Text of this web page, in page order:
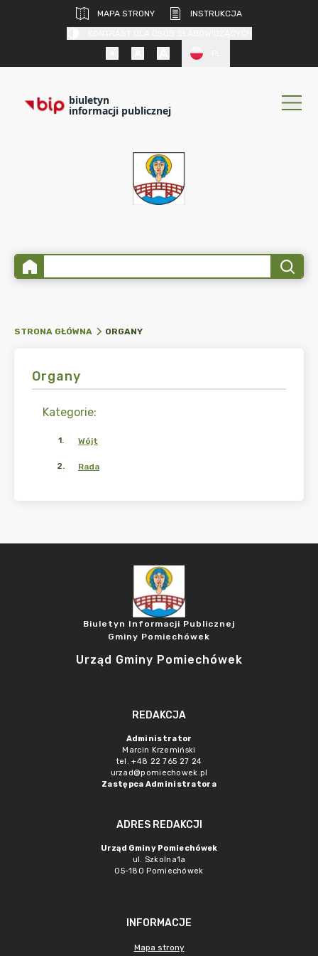
MAPA STRONY
INSTRUKCJA
biuletyn
informacji publicznej
STRONA GŁÓWNA ORGANY
Organy
Kategorie:
1. Wójt
2. Rada
Biuletyn Informacji Publicznej
Gminy Pomiechówek
Urząd Gminy Pomiechówek
REDAKCJA
Administrator
Marcin Krzemiński
tel. +48 22 765 27 24
urzad@pomiechowek.pl
Zastępca Administratora
ADRES REDAKCJI
Urząd Gminy Pomiechówek
ul. Szkolna1a
05-180 Pomiechówek
INFORMACJE
Mapa strony